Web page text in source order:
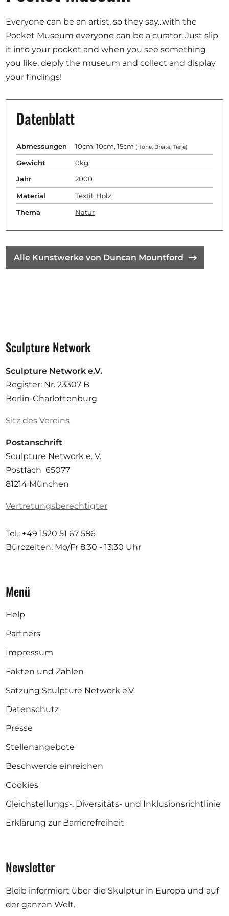
Ausschreibungen
Mitglied werden
Künstler:innen
Über uns
Spenden
Kontakt
Everyone can be an artist, so they say...with the
Pocket Museum everyone can be a curator. Just slip
it into your pocket and when you see something
you like, deply the museum and collect and display
your findings!
Datenblatt
Abmessungen 10cm, 10cm, 15cm (Höhe, Breite, Tiefe)
Gewicht 0kg
Jahr 2000
Material Textil, Holz
Thema Natur
Alle Kunstwerke von Duncan Mountford
Sculpture Network
Sculpture Network e.V.
Register: Nr. 23307 B
Berlin-Charlottenburg
Sitz des Vereins
Postanschrift
Sculpture Network e. V.
Postfach 65077
81214 München
Vertretungsberechtigter
Tel.: +49 1520 51 67 586
Bürozeiten: Mo/Fr 8:30 - 13:30 Uhr
Menü
Help
Partners
Impressum
Fakten und Zahlen
Satzung Sculpture Network e.V.
Datenschutz
Presse
Stellenangebote
Beschwerde einreichen
Cookies
Gleichstellungs-, Diversitäts- und Inklusionsrichtlinie
Erklärung zur Barrierefreiheit
Newsletter
Bleib informiert über die Skulptur in Europa und auf
der ganzen Welt.